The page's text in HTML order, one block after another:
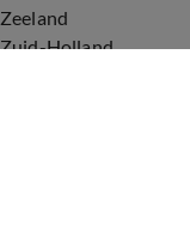
Zeeland
Zuid-Holland